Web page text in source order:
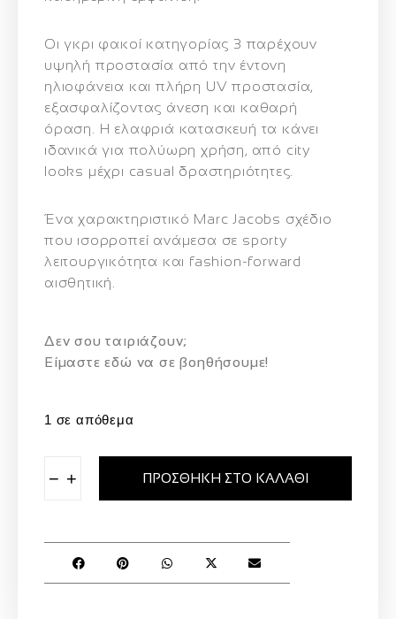
Οι γκρι φακοί κατηγορίας 3 παρέχουν
υψηλή προστασία από την έντονη
ηλιοφάνεια και πλήρη UV προστασία,
εξασφαλίζοντας άνεση και καθαρή
όραση. Η ελαφριά κατασκευή τα κάνει
ιδανικά για πολύωρη χρήση, από city
looks μέχρι casual δραστηριότητες.
Ένα χαρακτηριστικό Marc Jacobs σχέδιο
που ισορροπεί ανάμεσα σε sporty
λειτουργικότητα και fashion-forward
αισθητική.
Δεν σου ταιριάζουν;
Eίμαστε εδώ να σε βοηθήσουμε!
1 σε απόθεμα
− + ΠΡΟΣΘΉΚΗ ΣΤΟ ΚΑΛΆΘΙ